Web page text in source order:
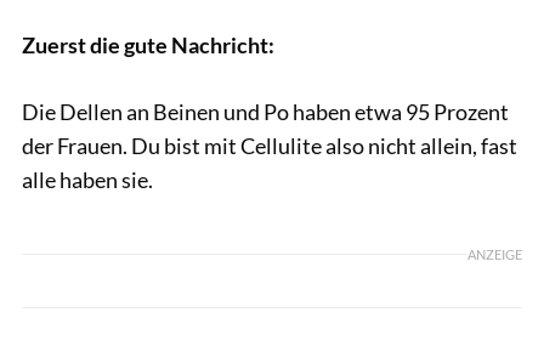
Zuerst die gute Nachricht:
Die Dellen an Beinen und Po haben etwa 95 Prozent
der Frauen. Du bist mit Cellulite also nicht allein, fast
alle haben sie.
ANZEIGE